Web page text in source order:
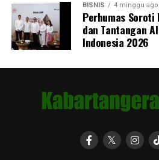
BISNIS 4 minggu ago
Perhumas
dan Tantangan
Indonesia 2026